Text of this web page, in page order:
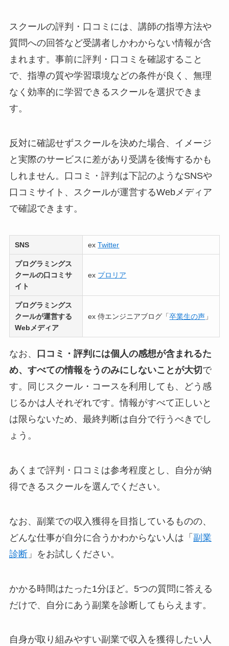
スクールの評判・口コミには、講師の指導方法や
質問への回答など受講者しかわからない情報が含
まれます。事前に評判・口コミを確認すること
で、指導の質や学習環境などの条件が良く、無理
なく効率的に学習できるスクールを選択できま
す。
反対に確認せずスクールを決めた場合、イメージ
と実際のサービスに差があり受講を後悔するかも
しれません。口コミ・評判は下記のようなSNSや
口コミサイト、スクールが運営するWebメディア
で確認できます。
SNS exTwitter
プログラミングス
クールの口コミサ
イト
ex プロリア
プログラミングス
クールが運営する
Webメディア
ex 侍エンジニアブログ「卒業生の声 」
なお、
口コミ・評判には個人の感想が含まれるた
め、すべての情報をうのみにしないことが大切 で
す。同じスクール・コースを利用しても、どう感
じるかは人それぞれです。情報がすべて正しいと
は限らないため、最終判断は自分で行うべきでし
ょう。
あくまで評判・口コミは参考程度とし、自分が納
得できるスクールを選んでください。
なお、副業での収入獲得を目指しているものの、
どんな仕事が自分に合うかわからない人は「 副業
診断」をお試しください。
かかる時間はたった1分ほど。5つの質問に答える
だけで、自分にあう副業を診断してもらえます。
自身が取り組みやすい副業で収入を獲得したい人